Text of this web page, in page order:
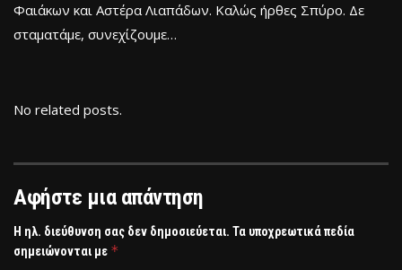
Φαιάκων και Αστέρα Λιαπάδων. Καλώς ήρθες Σπύρο. Δε
σταματάμε, συνεχίζουμε…
No related posts.
Αφήστε μια απάντηση
Η ηλ. διεύθυνση σας δεν δημοσιεύεται. Τα υποχρεωτικά πεδία
σημειώνονται με *